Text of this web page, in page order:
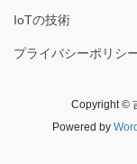
IoTの技術
プライバシーポリシ
Copyright ©
Powered by